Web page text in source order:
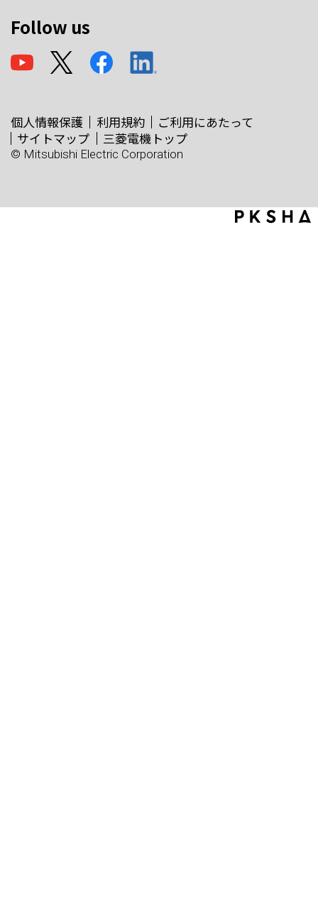
Follow us
個人情報保護 利用規約
ご利用にあたって
サイトマップ
三菱電機トップ
© Mitsubishi Electric Corporation